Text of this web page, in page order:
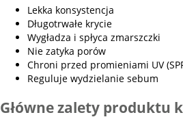
Lekka konsystencja
Długotrwałe krycie
Wygładza i spłyca zmarszczki
Nie zatyka porów
Chroni przed promieniami UV
Reguluje wydzielanie sebum
Główne zalety produktu